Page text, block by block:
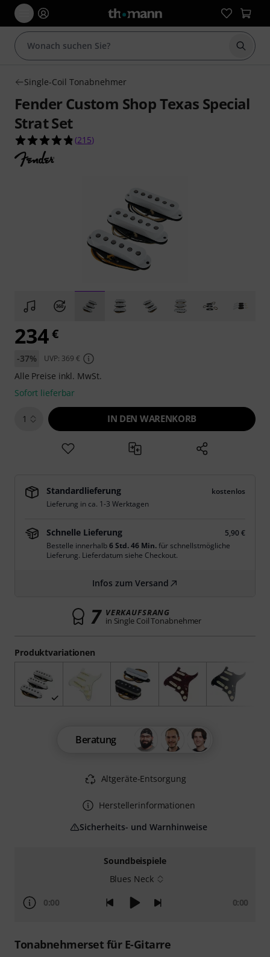
Suche
Single-Coil Tonabnehmer
Fender Custom Shop Texas Special
Strat Set
4.8 von 5 Sternen aus 215 Kundenbewertungen
(215)
Soundbeispiele
Blues Neck
0:00 0:00
Tonabnehmerset für E-Gitarre
Produktvariationen
234€
-37% UVP: 369 €
Alle Preise inkl. MwSt.
Sofort lieferbar
1 IN DEN WARENKORB
Standardlieferung
kostenlos
Lieferung in ca. 1-3 Werktagen
Schnelle Lieferung
5,90 €
Bestelle innerhalb6 Std. 46 Min.für schnellstmögliche
Lieferung. Lieferdatum siehe Checkout.
Infos zum Versand
7 VERKAUFSRANG
in Single Coil Tonabnehmer
Beratung
Altgeräte-Entsorgung
Herstellerinformationen
Sicherheits- und Warnhinweise